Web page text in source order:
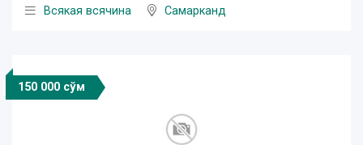
Всякая всячина
Самарканд
150 000 сўм